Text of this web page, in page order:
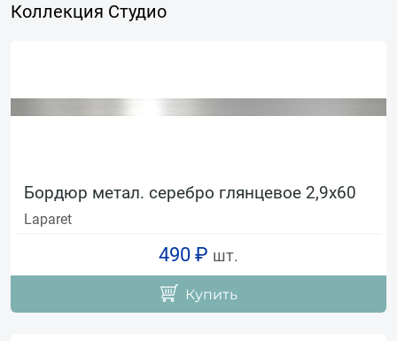
Коллекция Студио
Бордюр метал. серебро глянцевое 2,9х60
Laparet
490 ₽ шт.
Купить